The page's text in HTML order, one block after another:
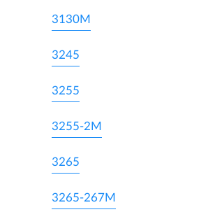
3130M
3245
3255
3255-2M
3265
3265-267M